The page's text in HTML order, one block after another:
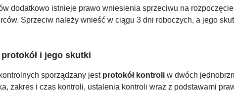
dodatkowo istnieje prawo wniesienia sprzeciwu na
Sprzeciw należy wnieść w ciągu 3 dni roboczych, a jego
i jego skutki
sporządzany jest protokół kontroli w dwóch
zakres i czas kontroli, ustalenia kontroli wraz z podstawami